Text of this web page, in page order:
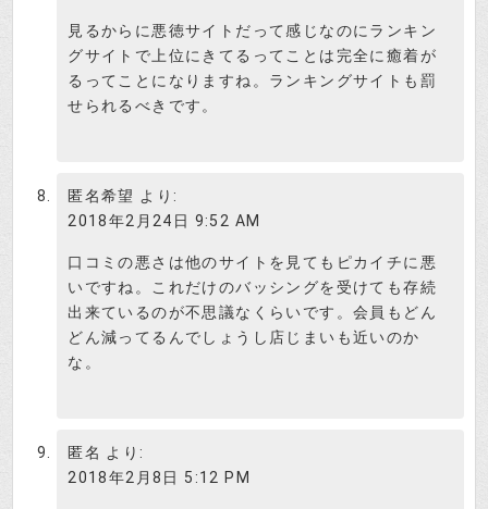
見るからに悪徳サイトだって感じなのにランキン
グサイトで上位にきてるってことは完全に癒着が
るってことになりますね。ランキングサイトも罰
せられるべきです。
匿名希望 より:
2018年2月24日 9:52 AM
口コミの悪さは他のサイトを見てもピカイチに悪
いですね。これだけのバッシングを受けても存続
出来ているのが不思議なくらいです。会員もどん
どん減ってるんでしょうし店じまいも近いのか
な。
匿名 より:
2018年2月8日 5:12 PM